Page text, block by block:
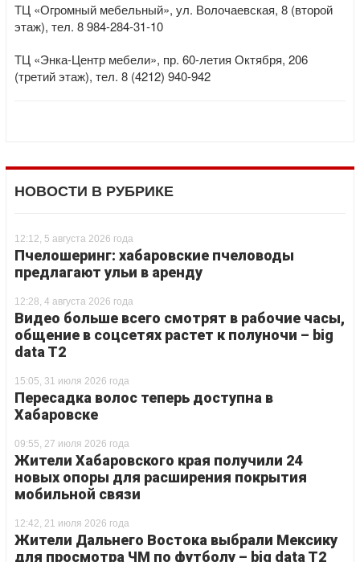
ТЦ «Огромный мебельный», ул. Волочаевская, 8 (второй
этаж), тел. 8 984-284-31-10
ТЦ «Энка-Центр мебели», пр. 60-летия Октября, 206
(третий этаж), тел. 8 (4212) 940-942
НОВОСТИ В РУБРИКЕ
12:12, 5 августа 2026 года
Пчелошеринг: хабаровские пчеловоды
предлагают ульи в аренду
12:28, 4 августа 2026 года
Видео больше всего смотрят в рабочие часы,
общение в соцсетях растет к полуночи – big
data T2
15:05, 31 июля 2026 года
Пересадка волос теперь доступна в
Хабаровске
09:55, 27 июля 2026 года
Жители Хабаровского края получили 24
новых опоры для расширения покрытия
мобильной связи
12:42, 21 июля 2026 года
Жители Дальнего Востока выбрали Мексику
для просмотра ЧМ по футболу – big data T2